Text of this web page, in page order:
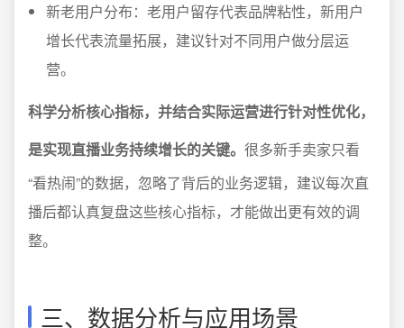
新老用户分布：老用户留存代表品牌粘性，新用户
增长代表流量拓展，建议针对不同用户做分层运
营。
科学分析核心指标，并结合实际运营进行针对性优化，
是实现直播业务持续增长的关键。 很多新手卖家只看
“看热闹”的数据，忽略了背后的业务逻辑，建议每次直
播后都认真复盘这些核心指标，才能做出更有效的调
整。
三、数据分析与应用场景